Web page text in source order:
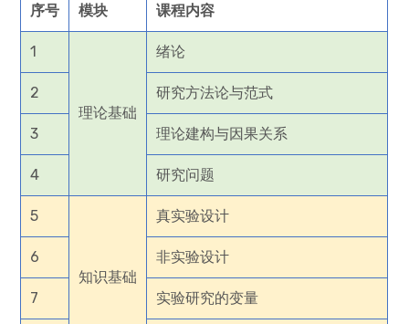
序号 模块 课程内容
1
理论基础
绪论
2 研究方法论与范式
3 理论建构与因果关系
4 研究问题
5
知识基础
真实验设计
6 非实验设计
7 实验研究的变量